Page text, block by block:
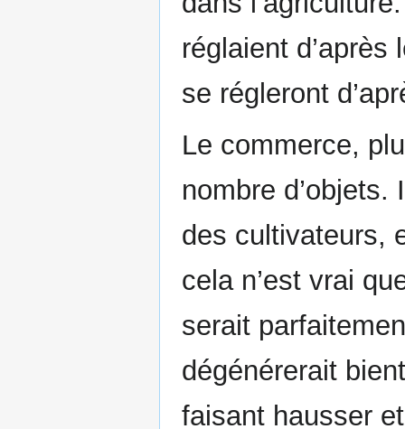
réglaient
se régleront
Le commerce,
nombre d’objets.
des cultivateurs,
cela n’est vrai
serait
dégénérerait
faisant hausser